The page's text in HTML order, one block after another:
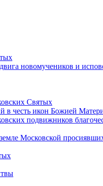
новомучеников и
Святых
в честь икон Божией
подвижников
Московской